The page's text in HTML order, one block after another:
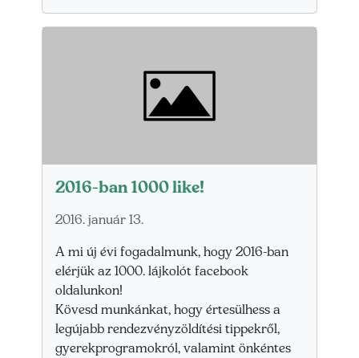
2016-ban 1000 like!
2016. január 13.
A mi új évi fogadalmunk, hogy 2016-ban
elérjük az 1000. lájkolót facebook
oldalunkon!
Kövesd munkánkat, hogy értesülhess a
legújabb rendezvényzöldítési tippekről,
gyerekprogramokról, valamint önkéntes